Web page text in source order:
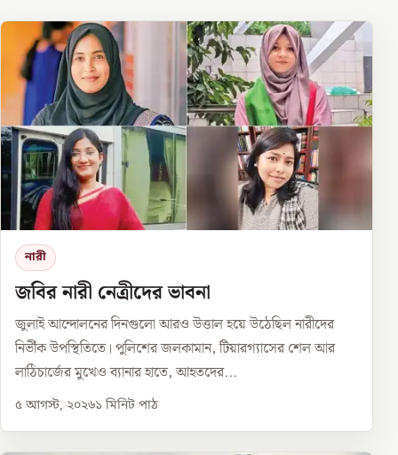
নারী
জবির নারী নেত্রীদের ভাবনা
জুলাই আন্দোলনের দিনগুলো আরও উত্তাল হয়ে উঠেছিল নারীদের
নির্ভীক উপস্থিতিতে। পুলিশের জলকামান, টিয়ারগ্যাসের শেল আর
লাঠিচার্জের মুখেও ব্যানার হাতে, আহতদের...
৫ আগস্ট, ২০২৬১ মিনিট পাঠ